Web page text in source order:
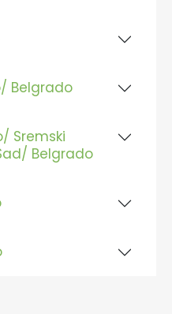
Belgrado
Sremski
Belgrado